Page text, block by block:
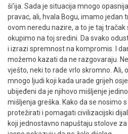
ši’ija. Sada je situacija mnogo
pravac, ali, hvala Bogu, imamo jedan
ovom neredu nazire, a to je taj tračak
okupimo na toj sredini. Da svako
i izrazi spremnost na kompromis. I
možemo kazati da ne razgovaraju.
vješto, neki to rade vrlo skromno. Ali,
mnogo ljudi koji kada urade grijeh
ubijeđeni da je njihovo mišljenje
mišljenja greška. Kako da se nosimo
protežirati i pomagati civilizacijski
koji jednostavno napuštaju stolove